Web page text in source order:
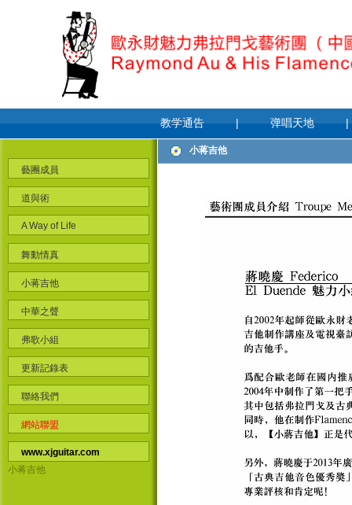
教学通告 | 弹唱天地 |
藝團成員
道與術
A Way of Life
舞動情真
小蒋吉他
中華之聲
弗歌小組
更新記錄表
聯絡我們
網站聯盟
www.xjguitar.com
小蒋吉他
小蒋吉他